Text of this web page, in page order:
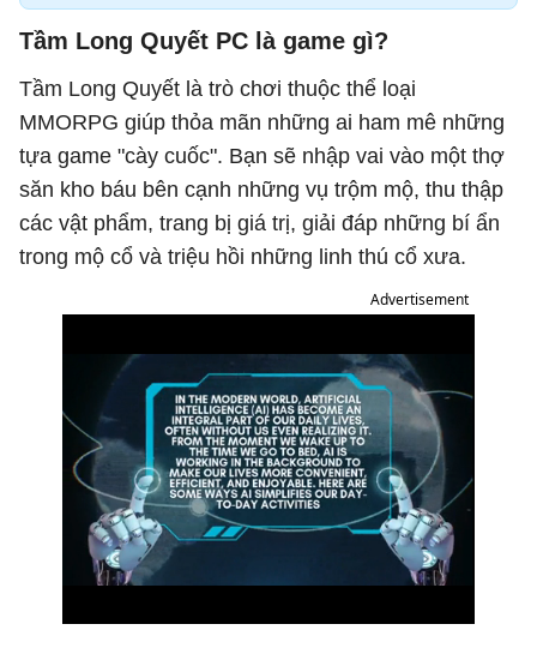
Tầm Long Quyết PC là game gì?
Tầm Long Quyết là trò chơi thuộc thể loại
MMORPG giúp thỏa mãn những ai ham mê những
tựa game "cày cuốc". Bạn sẽ nhập vai vào một thợ
săn kho báu bên cạnh những vụ trộm mộ, thu thập
các vật phẩm, trang bị giá trị, giải đáp những bí ẩn
trong mộ cổ và triệu hồi những linh thú cổ xưa.
Advertisement